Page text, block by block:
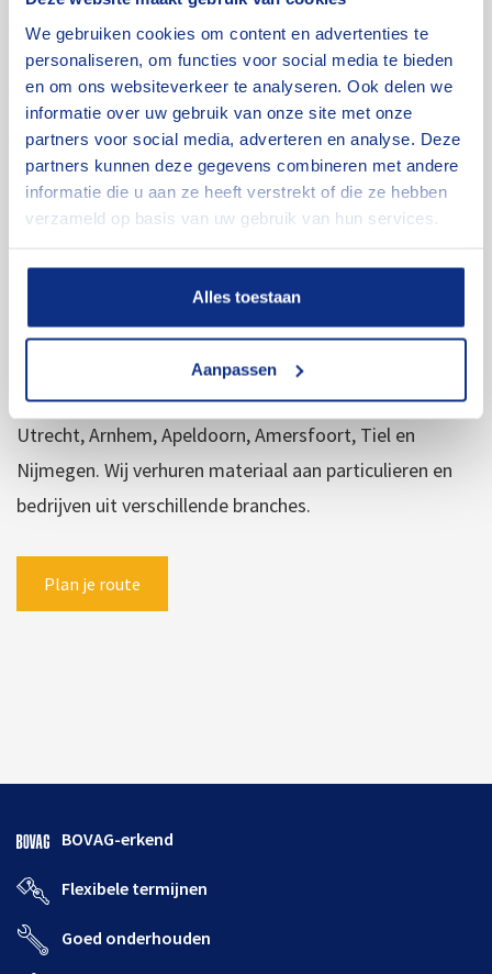
We gebruiken cookies om content en advertenties te
personaliseren, om functies voor social media te bieden
en om ons websiteverkeer te analyseren. Ook delen we
informatie over uw gebruik van onze site met onze
partners voor social media, adverteren en analyse. Deze
partners kunnen deze gegevens combineren met andere
informatie die u aan ze heeft verstrekt of die ze hebben
verzameld op basis van uw gebruik van hun services.
Alles toestaan
Aanpassen
betrouwbaar materiaal tegen een nette prijs. We doen
wat we beloven. Dat is de kracht van goede service.
Over ons
Ons werkgebied
Wij zijn gevestigd in Veenendaal, Utrecht. Ons
werkgebied is in Midden-Nederland tussen de plaatsen
Utrecht, Arnhem, Apeldoorn, Amersfoort, Tiel en
Nijmegen. Wij verhuren materiaal aan particulieren en
bedrijven uit verschillende branches.
Plan je route
BOVAG-erkend
Flexibele termijnen
Goed onderhouden